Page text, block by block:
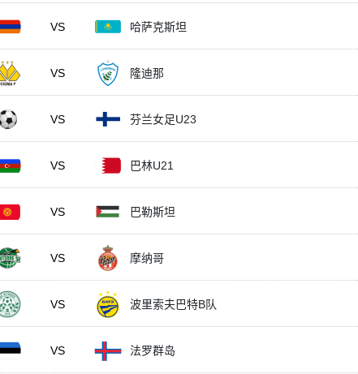
VS 哈萨克斯坦
VS 隆迪那
VS 芬兰女足U23
VS 巴林U21
VS 巴勒斯坦
VS 摩纳哥
VS 波里索夫巴特B队
VS 法罗群岛